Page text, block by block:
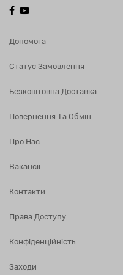
Допомога
Статус Замовлення
Безкоштовна Доставка
Повернення Та Обмін
Про Нас
Вакансії
Контакти
Права Доступу
Конфіденційність
Заходи